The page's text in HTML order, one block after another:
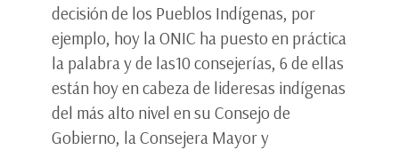
decisión de los Pueblos Indígenas, por
ejemplo, hoy la ONIC ha puesto en práctica
la palabra y de las10 consejerías, 6 de ellas
están hoy en cabeza de lideresas indígenas
del más alto nivel en su Consejo de
Gobierno, la Consejera Mayor y